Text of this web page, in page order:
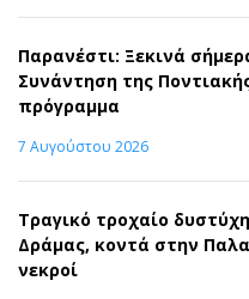
Παρανέστι: Ξεκινά
Συνάντηση της
πρόγραμμα
7 Αυγούστου 2026
Τραγικό τροχαίο
Δράμας, κοντά στην
νεκροί